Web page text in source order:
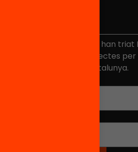
Més de 40.000 persones ja han triat
iniciatives, propostes i projectes
qualitat de l'educació a Catalunya.